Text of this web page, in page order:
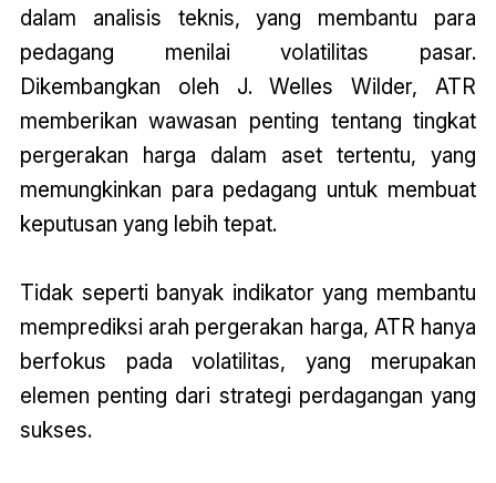
dalam analisis teknis, yang membantu para
pedagang menilai volatilitas pasar.
Dikembangkan oleh J. Welles Wilder, ATR
memberikan wawasan penting tentang tingkat
pergerakan harga dalam aset tertentu, yang
memungkinkan para pedagang untuk membuat
keputusan yang lebih tepat.
Tidak seperti banyak indikator yang membantu
memprediksi arah pergerakan harga, ATR hanya
berfokus pada volatilitas, yang merupakan
elemen penting dari strategi perdagangan yang
sukses.